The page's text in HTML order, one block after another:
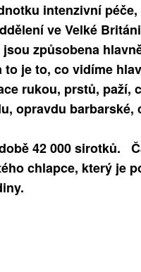
intenzivní péče,
ve Velké
způsobena
je to, co vidíme
rukou, prstů, paží,
opravdu barbarské,
42 000 sirotků.
chlapce, který je